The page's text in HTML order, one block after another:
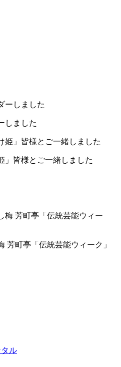
しました
」皆様とご一緒しました
芳町亭「伝統芸能ウィーク」
ル